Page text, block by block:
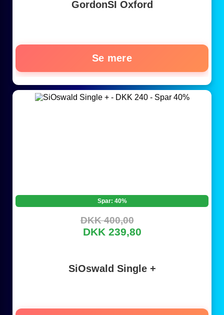
GordonSI Oxford
Se mere
Spar: 40%
DKK 400,00
DKK 239,80
SiOswald Single +